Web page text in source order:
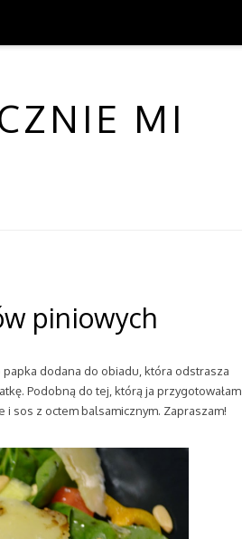
MI
piniowych
dodana do obiadu, która odstrasza
Podobną do tej, którą ja przygotowałam
sos z octem balsamicznym. Zapraszam!